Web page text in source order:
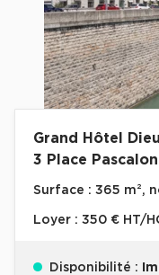
Grand Hôtel Dieu
3 Place
Surface : 365 m²,
Loyer : 350 € HT/
Disponibilité :